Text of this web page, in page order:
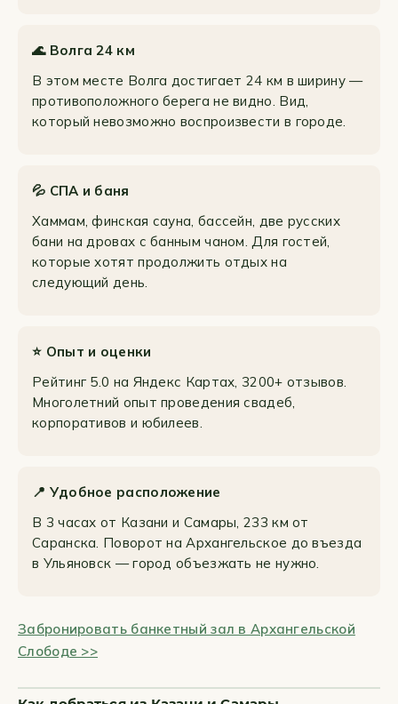
🌊 Волга 24 км
В этом месте Волга достигает 24 км в ширину —
противоположного берега не видно. Вид,
который невозможно воспроизвести в городе.
💦 СПА и баня
Хаммам, финская сауна, бассейн, две русских
бани на дровах с банным чаном. Для гостей,
которые хотят продолжить отдых на
следующий день.
⭐ Опыт и оценки
Рейтинг 5.0 на Яндекс Картах, 3200+ отзывов.
Многолетний опыт проведения свадеб,
корпоративов и юбилеев.
📍 Удобное расположение
В 3 часах от Казани и Самары, 233 км от
Саранска. Поворот на Архангельское до въезда
в Ульяновск — город объезжать не нужно.
Забронировать банкетный зал в Архангельской
Слободе >>